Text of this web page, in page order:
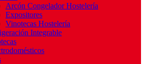
Arcón Congelador Hostelería
Expositores
Vinotecas Hostelería
Integrable